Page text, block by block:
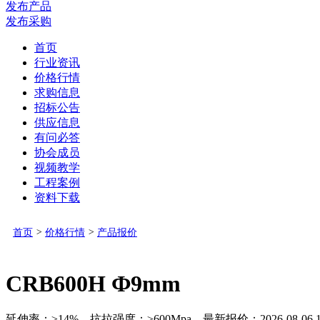
发布产品
发布采购
首页
行业资讯
价格行情
求购信息
招标公告
供应信息
有问必答
协会成员
视频教学
工程案例
资料下载
首页 > 价格行情 > 产品报价
CRB600H Ф9mm